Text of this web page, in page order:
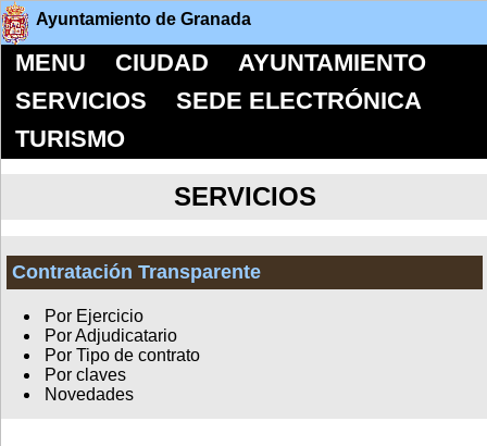
Ayuntamiento de Granada
MENU CIUDAD
AYUNTAMIENTO
SERVICIOS
SEDE ELECTRÓNICA
TURISMO
SERVICIOS
Contratación Transparente
Por Ejercicio
Por Adjudicatario
Por Tipo de contrato
Por claves
Novedades